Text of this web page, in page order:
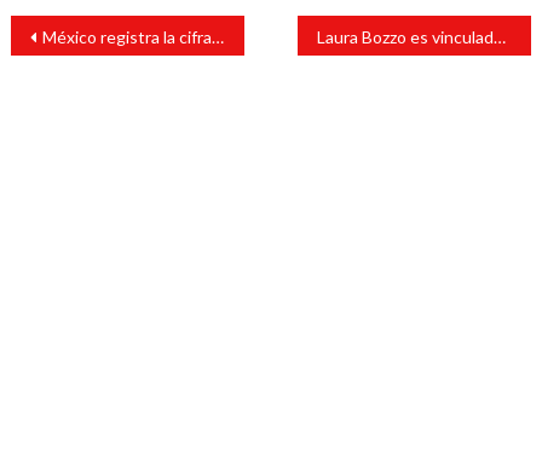
Navegación
entradas
México registra la cifra más alta de contagios de toda la pandemia del COVID-19 Laura Bozzo es vinculada a proceso y le dan prisión preventiva